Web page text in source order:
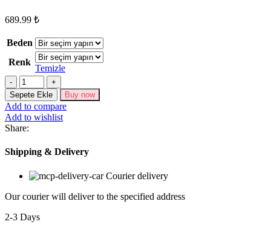
689.99 ₺
Beden
Renk
Temizle
Kadın
Yeşil
Krep
Kumaş
Midi
Boy
Kuşaklı
Uzunkol
adet
Sepete Ekle Buy now
Add to compare
Add to wishlist
Share:
Shipping & Delivery
Courier delivery
Our courier will deliver to the specified address
2-3 Days